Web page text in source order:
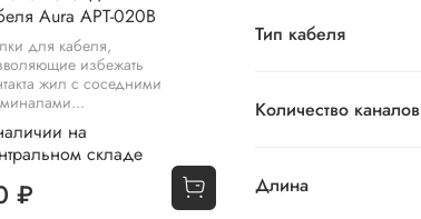
Aura APT-020B
на
складе
для кабеля,
избежать
жил с соседними
₽
Тип кабеля
Количество каналов
Длина